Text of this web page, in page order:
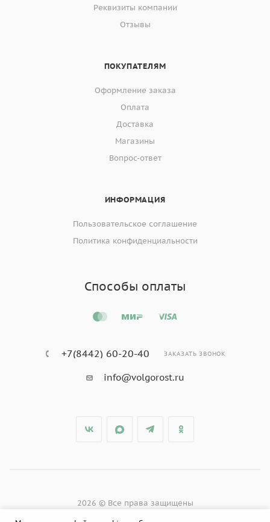
Реквизиты компании
Отзывы
ПОКУПАТЕЛЯМ
Оформление заказа
Оплата
Доставка
Магазины
Вопрос-ответ
ИНФОРМАЦИЯ
Пользовательское соглашение
Политика конфиденциальности
Способы оплаты
+7(8442) 60-20-40 ЗАКАЗАТЬ ЗВОНОК
info@volgorost.ru
2026 © Все права защищены